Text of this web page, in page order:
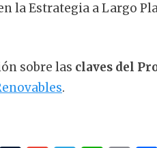
la Estrategia a Largo
sobre las claves del
.